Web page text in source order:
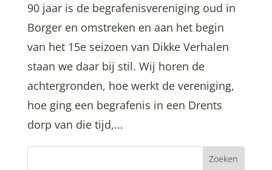
90 jaar is de begrafenisvereniging oud in
Borger en omstreken en aan het begin
van het 15e seizoen van Dikke Verhalen
staan we daar bij stil. Wij horen de
achtergronden, hoe werkt de vereniging,
hoe ging een begrafenis in een Drents
dorp van die tijd,...
Zoeken